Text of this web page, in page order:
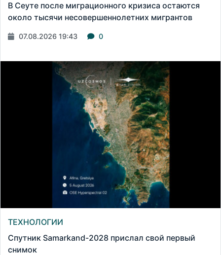
В Сеуте после миграционного кризиса остаются
около тысячи несовершеннолетних мигрантов
07.08.2026 19:43 0
ТЕХНОЛОГИИ
Спутник Samarkand-2028 прислал свой первый
снимок